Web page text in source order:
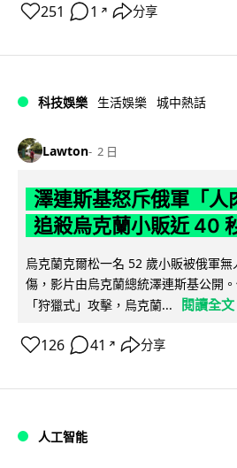
251 1 ↗ 分享
科技娛樂 生活娛樂 城中熱話
Lawton 2 日
澤連斯基怒斥俄軍「人
追殺烏克蘭小販近 40
烏克蘭克爾松一名 52 歲小販被俄軍
傷，影片由烏克蘭總統澤連斯基公開
「狩獵式」攻擊，烏克蘭...
閱讀全文
126 41 ↗ 分享
人工智能